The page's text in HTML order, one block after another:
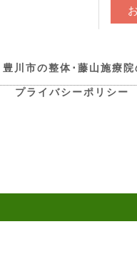
豊川市の整体･藤山施療
プライバシーポリシー